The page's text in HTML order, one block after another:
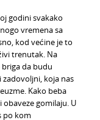
godini svakako
vremena sa
kod većine je to
trenutak. Na
da budu
zadovoljni, koja nas
Kako beba
obaveze gomilaju. U
po kom